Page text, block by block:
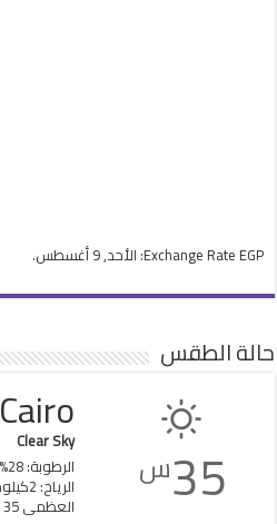
Exchange Rate EGP : الأحد, 9 أغسطس.
حالة الطقس
35س
Cairo
Clear Sky
الرطوبة: 28%
الرياح: 2كيلومتر/ساعة غ.ج.غ
العظمى 35 • الصغرى 35